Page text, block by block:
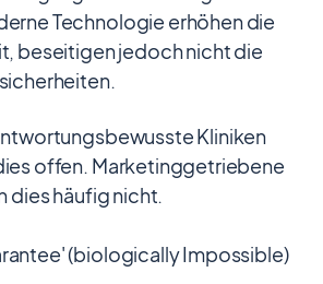
Technologie erhöhen die
beseitigen jedoch nicht die
Kliniken
offen. Marketinggetriebene
dies häufig nicht.